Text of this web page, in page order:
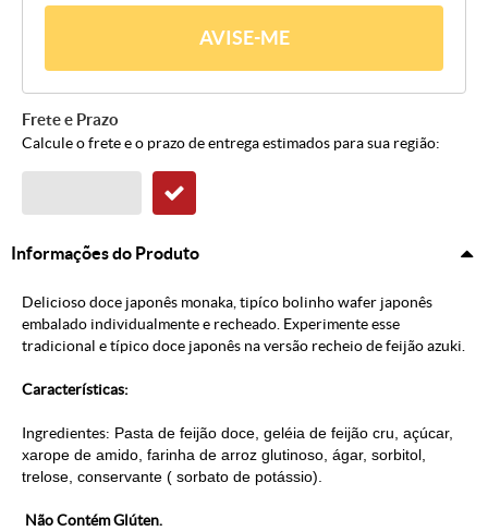
AVISE-ME
Frete e Prazo
Calcule o frete e o prazo de entrega estimados para sua região:
Informações do Produto
Delicioso doce japonês monaka, tipíco bolinho wafer japonês
embalado individualmente e recheado. Experimente esse
tradicional e típico doce japonês na versão recheio de feijão azuki.
Características:
Ingredientes: Pasta de feijão doce, geléia de feijão cru, açúcar,
xarope de amido, farinha de arroz glutinoso, ágar, sorbitol,
trelose, conservante ( sorbato de potássio).
Não Contém Glúten.